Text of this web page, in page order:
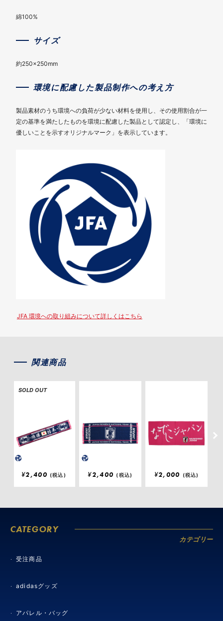
綿100%
サイズ
約250×250mm
環境に配慮した製品制作への考え方
製品素材のうち環境への負荷が少ない材料を使用し、その使用割合が一
定の基準を満たしたものを環境に配慮した製品として認定し、「環境に
優しいことを示すオリジナルマーク」を表示しています。
JFA 環境への取り組みについて詳しくはこちら
関連商品
SOLD OUT
¥2,400 (税込) ¥2,400 (税込) ¥2,000 (税込)
CATEGORY
カテゴリー
受注商品
adidasグッズ
アパレル・バッグ